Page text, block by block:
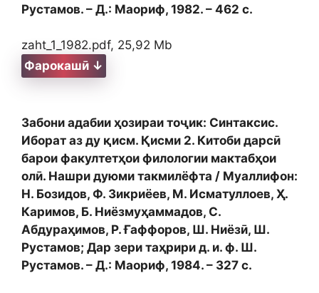
Рустамов. – Д.: Маориф, 1982. – 462 с.
zaht_1_1982.pdf, 25,92 Mb
Фарокашӣ ↓
Забони адабии ҳозираи тоҷик: Синтаксис.
Иборат аз ду қисм. Қисми 2. Китоби дарсӣ
барои факултетҳои филологии мактабҳои
олӣ. Нашри дуюми такмилёфта / Муаллифон:
Н. Бозидов, Ф. Зикриёев, М. Исматуллоев, Ҳ.
Каримов, Б. Ниёзмуҳаммадов, С.
Абдураҳимов, Р. Ғаффоров, Ш. Ниёзӣ, Ш.
Рустамов; Дар зери таҳрири д. и. ф. Ш.
Рустамов. – Д.: Маориф, 1984. – 327 с.